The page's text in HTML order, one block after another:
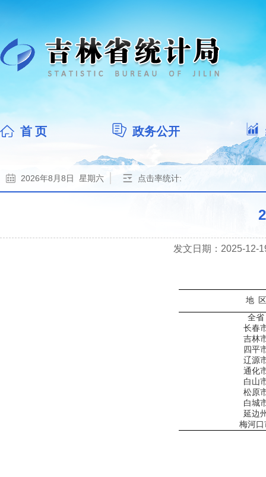
首 页 政务公开
2026年8月8日 星期六 点击率统计:
发文日期：2025-12-
地
区
全省
长春
吉林
四平
辽源
通化
白山
松原
白城
延边
梅河口